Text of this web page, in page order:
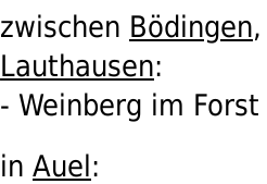
zwischen Bödingen
Lauthausen:
- Weinberg im Forst
in Auel: